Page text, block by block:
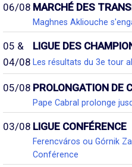
06/08 MARCHÉ DES
Maghnes Akliouche
05 &
04/08
LIGUE DES
Les résultats du 3e tour
05/08 PROLONGATION DE
Pape Cabral prolonge
03/08 LIGUE CONFÉRENCE
Ferencváros ou Górnik
Conférence